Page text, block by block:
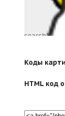
search">
Коды
HTML код